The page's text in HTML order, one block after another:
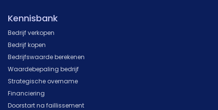
Kennisbank
Bedrijf verkopen
Bedrijf kopen
Bedrijfswaarde berekenen
Waardebepaling bedrijf
Strategische overname
Financiering
Doorstart na faillissement